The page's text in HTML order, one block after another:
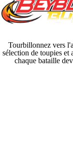
Tourbillonnez vers
sélection de toupies et
chaque bataille